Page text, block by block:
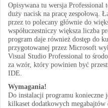
Opisywana tu wersja Professional
duży nacisk na pracę zespołową.
przez to polecany głównie do
współuczestniczy większa liczba
program daje również dostęp do
przygotowanej przez Microsoft
Visual Studio Professional to
za wzór, który powinien być
IDE.
Wymagania!
Do instalacji programu konieczne
kilkaset dodatkowych